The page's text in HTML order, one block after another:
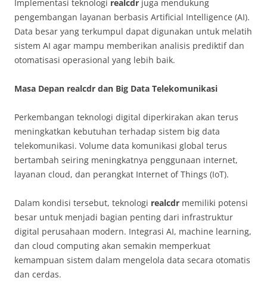
Implementasi teknologi realcdr juga mendukung
pengembangan layanan berbasis Artificial Intelligence (AI).
Data besar yang terkumpul dapat digunakan untuk melatih
sistem AI agar mampu memberikan analisis prediktif dan
otomatisasi operasional yang lebih baik.
Masa Depan realcdr dan Big Data Telekomunikasi
Perkembangan teknologi digital diperkirakan akan terus
meningkatkan kebutuhan terhadap sistem big data
telekomunikasi. Volume data komunikasi global terus
bertambah seiring meningkatnya penggunaan internet,
layanan cloud, dan perangkat Internet of Things (IoT).
Dalam kondisi tersebut, teknologi realcdr memiliki potensi
besar untuk menjadi bagian penting dari infrastruktur
digital perusahaan modern. Integrasi AI, machine learning,
dan cloud computing akan semakin memperkuat
kemampuan sistem dalam mengelola data secara otomatis
dan cerdas.